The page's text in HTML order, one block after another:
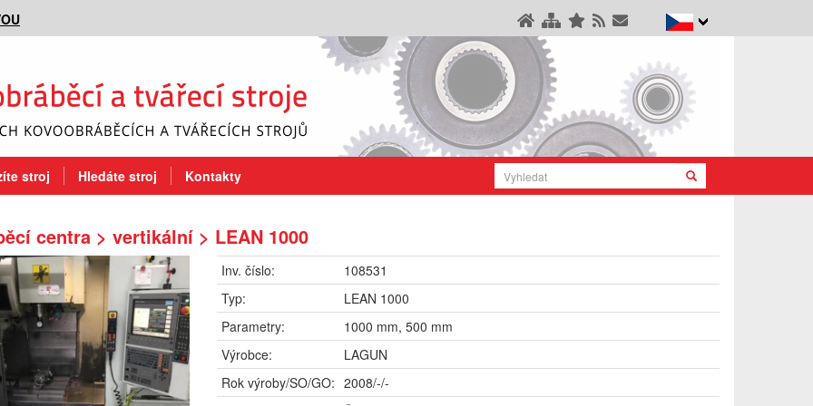
stroj Hledáte stroj Kontakty
centra > vertikální > LEAN 1000
Inv. číslo:
108531
Typ:
LEAN 1000
Parametry:
1000 mm, 500 mm
Výrobce:
LAGUN
Rok výroby/SO/GO: 2008/-/-